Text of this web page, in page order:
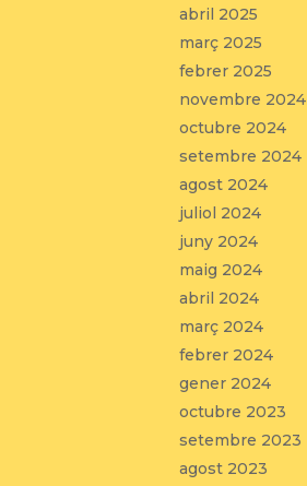
abril 2025
març 2025
febrer 2025
novembre 2024
octubre 2024
setembre 2024
agost 2024
juliol 2024
juny 2024
maig 2024
abril 2024
març 2024
febrer 2024
gener 2024
octubre 2023
setembre 2023
agost 2023